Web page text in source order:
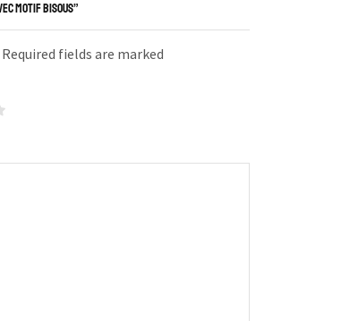
MOTIF BISOUS”
fields are marked